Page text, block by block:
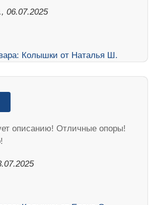
описанию! Отличные опоры!